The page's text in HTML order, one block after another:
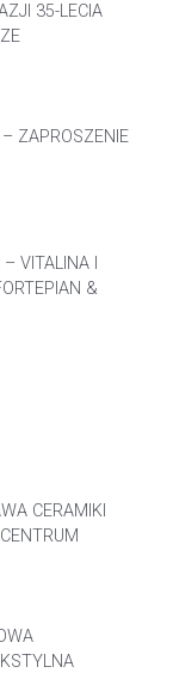
35-LECIA
ZAPROSZENIE
VITALINA I
&
CERAMIKI